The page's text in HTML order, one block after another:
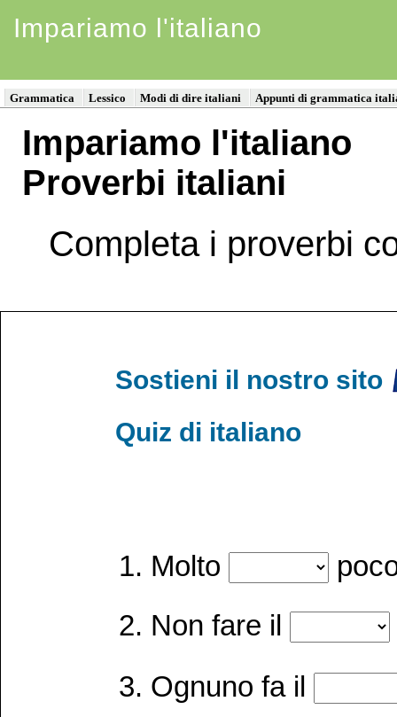
Impariamo l'italiano
Grammatica Lessico Modi di dire italiani Appunti di grammatica
Impariamo l'italiano
Proverbi italiani
Completa i proverbi
Sostieni il nostro sito
Quiz di italiano
Molto
Non fare il
Ognuno fa il